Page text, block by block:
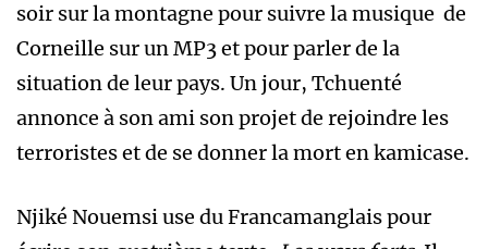
soir sur la montagne pour suivre la musique de
Corneille sur un MP3 et pour parler de la
situation de leur pays. Un jour, Tchuenté
annonce à son ami son projet de rejoindre les
terroristes et de se donner la mort en kamicase.
Njiké Nouemsi use du Francamanglais pour